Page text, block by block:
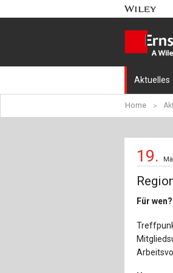
Aktuelles
Aktuell
Erscheint
Home
19.
Für wen?